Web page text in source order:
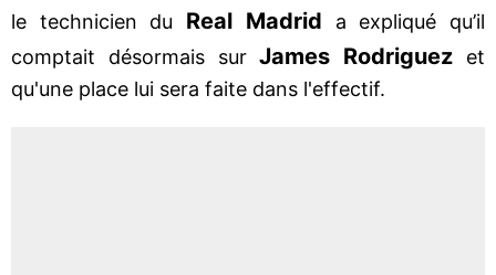
le technicien du Real Madrid a expliqué qu’il
comptait désormais surJames Rodriguez et
qu'une place lui sera faite dans l'effectif.